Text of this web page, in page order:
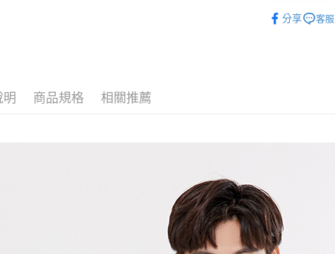
付款後7-11取貨
分享 客服
明 商品規格 相關推薦